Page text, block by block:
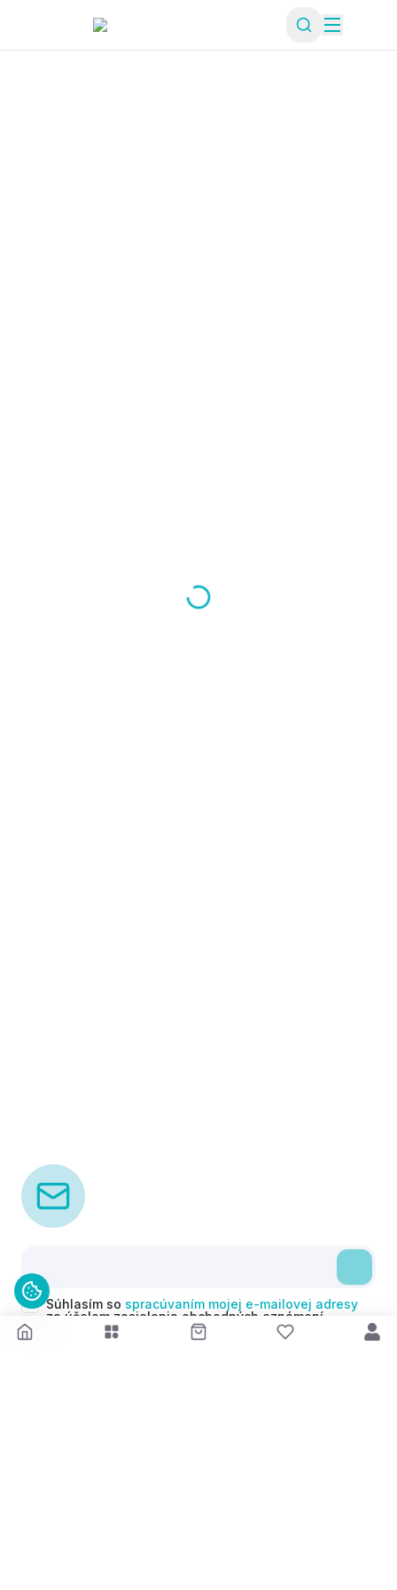
Súhlasím so spracúvaním mojej e-mailovej adresy
za účelom zasielania obchodných oznámení
(newsletterov) v súlade s čl. 6 ods. 1 písm. a)
Nariadenia GDPR. Svoj súhlas môžem kedykoľvek